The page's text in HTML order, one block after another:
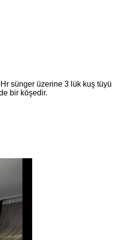
sünger üzerine 3 lük kuş tüyü
bir köşedir.